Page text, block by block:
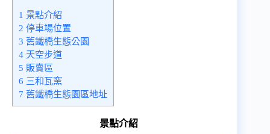
1 景點介紹
2 停車場位置
3 舊鐵橋生態公園
4 天空步道
5 販賣區
6 三和瓦窯
7 舊鐵橋生態園區地址
景點介紹